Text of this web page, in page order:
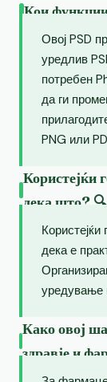
Кои
Овој PSD
уредлив
потребен
да ги
PNG или
Користејќи
дека што? 🔍
дека е
уредување
Како овој
здравје и